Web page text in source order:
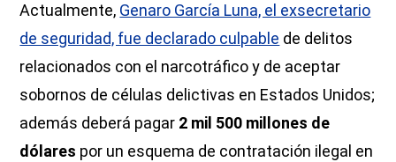
Actualmente, Genaro García Luna, el exsecretario
de seguridad, fue declarado culpable de delitos
relacionados con el narcotráfico y de aceptar
sobornos de células delictivas en Estados Unidos;
además deberá pagar 2 mil 500 millones de
dólares por un esquema de contratación ilegal en